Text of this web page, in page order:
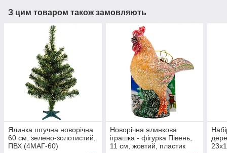
З цим товаром також замовляють
Ялинка штучна новорічна
60 см, зелено-золотистий,
ПВХ (4МАГ-60)
Новорічна ялинкова
іграшка - фігурка Півень,
11 см, жовтий, пластик